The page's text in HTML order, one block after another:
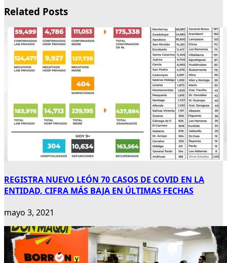
Related Posts
REGISTRA NUEVO LEÓN 70 CASOS DE COVID EN LA
ENTIDAD, CIFRA MÁS BAJA EN ÚLTIMAS FECHAS
mayo 3, 2021